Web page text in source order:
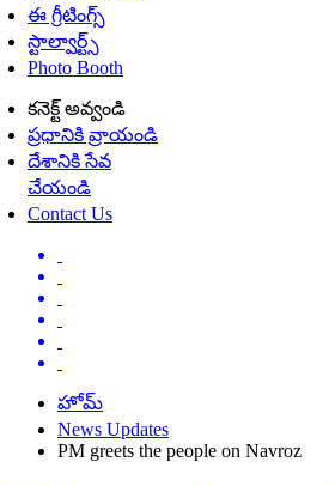
ఈ గ్రీటింగ్స్
స్టాల్వార్ట్స్
Photo Booth
కనెక్ట్ అవ్వండి
ప్రధానికి వ్రాయండి
దేశానికి సేవ
చేయండి
Contact Us
హోమ్
News Updates
PM greets the people on Navroz